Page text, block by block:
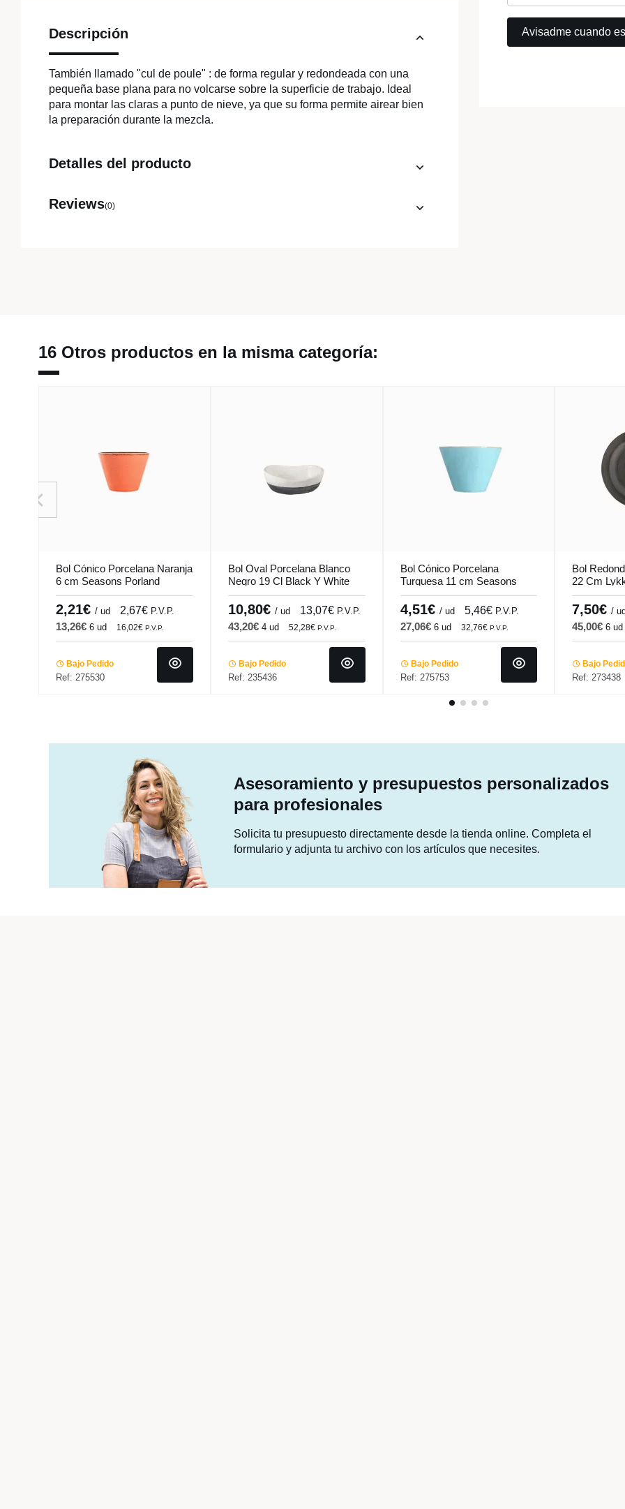
Descripción
También llamado "cul de poule" : de forma regular y redondeada con una
pequeña base plana para no volcarse sobre la superficie de trabajo. Ideal
para montar las claras a punto de nieve, ya que su forma permite airear bien
la preparación durante la mezcla.
Detalles del producto
Reviews(0)
16 Otros productos en la misma categoría:
Bol Cónico Porcelana Naranja
6 cm Seasons Porland
2,21€ / ud 2,67€ P.V.P.
13,26€ 6 ud 16,02€ P.V.P.
Bajo Pedido
Ref: 275530
Bol Oval Porcelana Blanco
Negro 19 Cl Black Y White
Tableswing
10,80€ / ud 13,07€ P.V.P.
43,20€ 4 ud 52,28€ P.V.P.
Bajo Pedido
Ref: 235436
Bol Cónico Porcelana
Turquesa 11 cm Seasons
Porland
4,51€ / ud 5,46€ P.V.P.
27,06€ 6 ud 32,76€ P.V.P.
Bajo Pedido
Ref: 275753
Bol
22 Cm
7,50€/ ud
45,00€6 ud
Bajo
Ref: 273438
Asesoramiento y presupuestos personalizados
para profesionales
Solicita tu presupuesto directamente desde la tienda online. Completa el
formulario y adjunta tu archivo con los artículos que necesites.